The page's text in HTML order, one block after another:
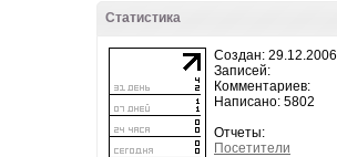
Статистика
Создан: 29.12.2006
Записей:
Комментариев:
Написано: 5802
Отчеты:
Посетители